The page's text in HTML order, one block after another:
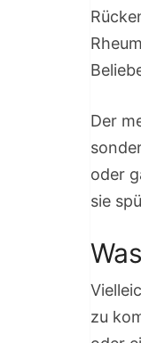
Der
oder
sie
zu